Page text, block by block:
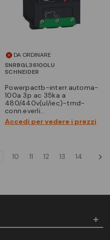
DA ORDINARE
SNRBGL36100LU
SCHNEIDER
powerpactb-interr.automa-
100a 3p ac 35ka a
480/440v(ul/iec)-tmd-
conn.everli…
Accedi per vedere i prezzi
10 11 12 13 14